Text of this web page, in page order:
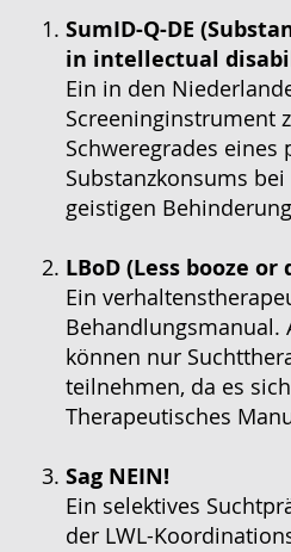
SumID-Q-DE
in intellectual
Ein in den
Screeninginstrument
Schweregrades
Substanzkonsums
geistigen
LBoD (Less booze or
Ein
Behandlungsmanual.
können nur
teilnehmen, da es
Therapeutisches
Sag NEIN!
Ein selektives
der LWL-